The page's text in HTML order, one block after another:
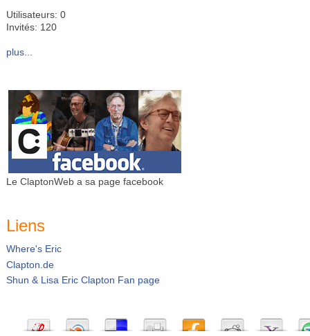
Utilisateurs: 0
Invités: 120
plus...
Le ClaptonWeb a sa page facebook
Liens
Where's Eric
Clapton.de
Shun & Lisa Eric Clapton Fan page